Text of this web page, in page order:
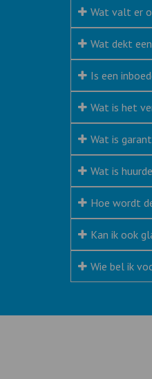
Wat valt er
Wat dekt
Is een
Wat is het
Wat is
Wat is
Hoe wordt
Kan ik ook
Wie bel ik